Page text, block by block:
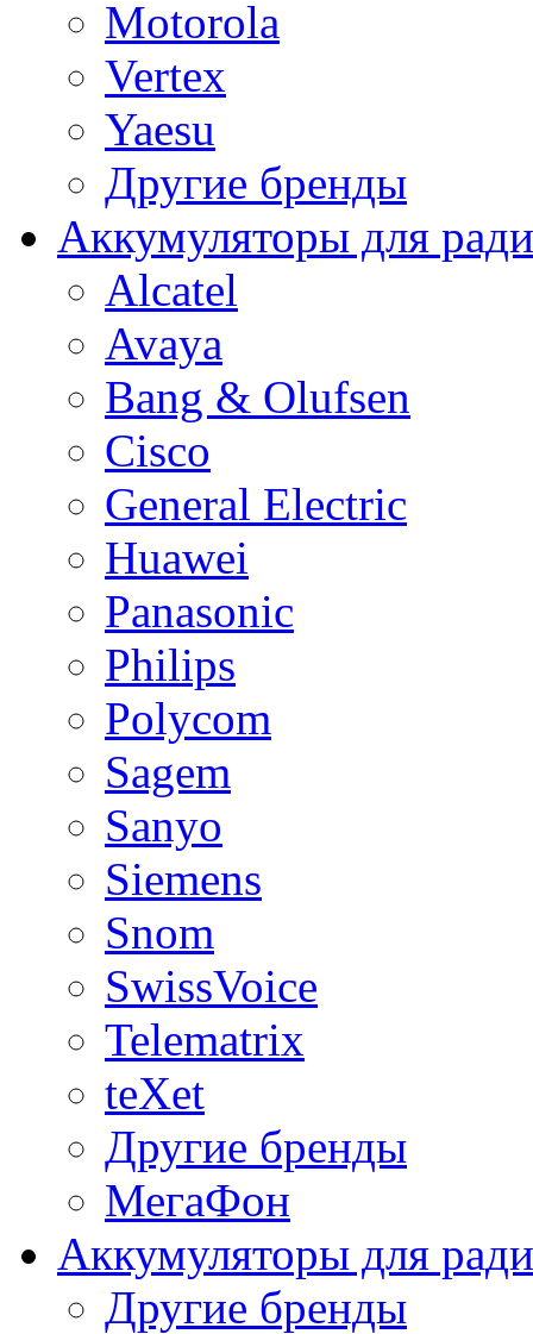
Motorola
Vertex
Yaesu
Другие бренды
Аккумуляторы для
Alcatel
Avaya
Bang & Olufsen
Cisco
General Electric
Huawei
Panasonic
Philips
Polycom
Sagem
Sanyo
Siemens
Snom
SwissVoice
Telematrix
teXet
Другие бренды
МегаФон
Аккумуляторы для
Другие бренды